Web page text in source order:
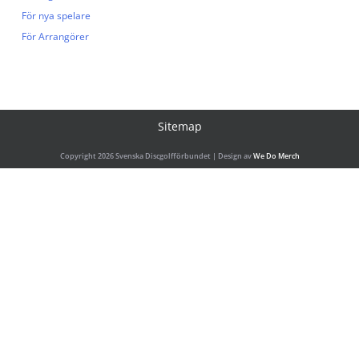
För nya spelare
För Arrangörer
Copyright 2026 Svenska Discgolfförbundet | Design avWe Do Merch
Sitemap